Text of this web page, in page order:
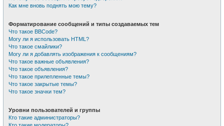
Как мне вновь поднять мою тему?
Форматирование сообщений и типы создаваемых тем
Что такое BBCode?
Могу ли я использовать HTML?
Что такое смайлики?
Могу ли я добавлять изображения к сообщениям?
Что такое важные объявления?
Что такое объявления?
Что такое прилепленные темы?
Что такое закрытые темы?
Что такое значки тем?
Уровни пользователей и группы
Кто такие администраторы?